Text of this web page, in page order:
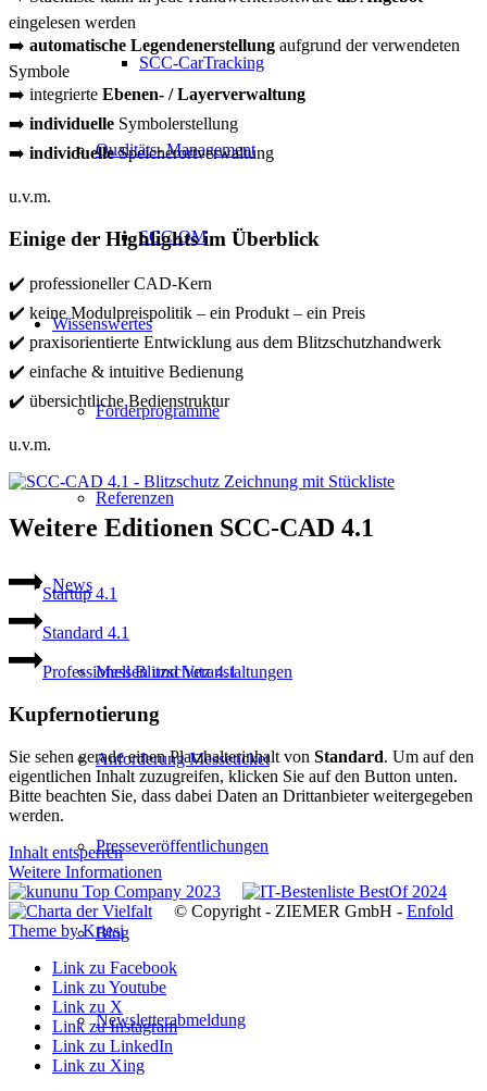
SCC-CarTracking
Qualitäts- Management
SCC-QM
Wissenswertes
Förderprogramme
Referenzen
News
Messen und Veranstaltungen
Anforderung Messeticket
Presseveröffentlichungen
Blog
Newsletterabmeldung
eingelesen werden
➡️ automatische Legendenerstellung aufgrund der verwendeten
Symbole
➡️ integrierte Ebenen- / Layerverwaltung
➡️ individuelle Symbolerstellung
➡️ individuelleSpeicherortverwaltung
u.v.m.
Einige der Highlights im Überblick
✔️ professioneller CAD-Kern
✔️ keine Modulpreispolitik – ein Produkt – ein Preis
✔️ praxisorientierte Entwicklung aus dem Blitzschutzhandwerk
✔️ einfache & intuitive Bedienung
✔️ übersichtliche Bedienstruktur
u.v.m.
Weitere Editionen SCC-CAD 4.1
Startup 4.1
Standard 4.1
Professionell Blitzschutz 4.1
Kupfernotierung
Sie sehen gerade einen Platzhalterinhalt von Standard. Um auf den
eigentlichen Inhalt zuzugreifen, klicken Sie auf den Button unten.
Bitte beachten Sie, dass dabei Daten an Drittanbieter weitergegeben
werden.
Inhalt entsperren
Weitere Informationen
© Copyright - ZIEMER GmbH - Enfold
Theme by Kriesi
Link zu Facebook
Link zu Youtube
Link zu X
Link zu Instagram
Link zu LinkedIn
Link zu Xing